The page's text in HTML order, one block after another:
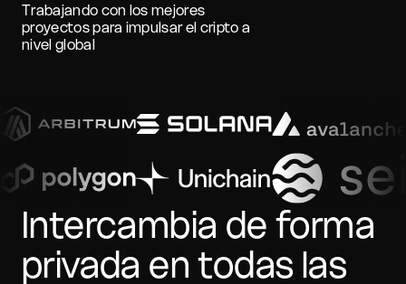
Trabajando con los mejores
proyectos para impulsar el cripto a
nivel global
Intercambia de forma
privada en todas las